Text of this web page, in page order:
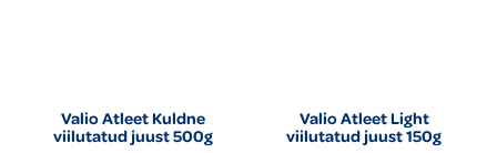
Valio Atleet Kuldne
viilutatud juust 500g
Valio Atleet Light
viilutatud juust 150g